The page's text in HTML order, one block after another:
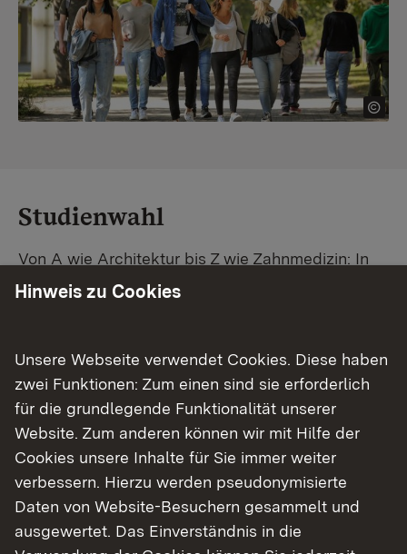
Studienwahl
Von A wie Architektur bis Z wie Zahnmedizin: In
Baden-Württemberg warten unzählige
Studiengangsuche schnell den passenden
Studienplatz. Außerdem gibt's eine Schritt-für-
Schritt-Anleitung zu deinem Traum-Studium.
Finde dein Studium in Baden-Württemberg
Hinweis zu Cookies
Unsere Webseite verwendet Cookies. Diese haben
zwei Funktionen: Zum einen sind sie erforderlich
für die grundlegende Funktionalität unserer
Website. Zum anderen können wir mit Hilfe der
Cookies unsere Inhalte für Sie immer weiter
verbessern. Hierzu werden pseudonymisierte
Daten von Website-Besuchern gesammelt und
ausgewertet. Das Einverständnis in die